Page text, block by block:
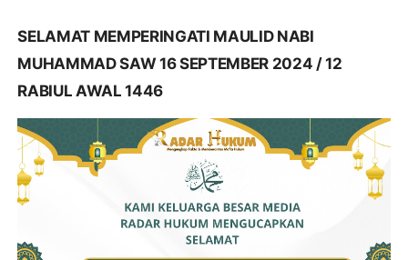
SELAMAT MEMPERINGATI MAULID NABI
MUHAMMAD SAW 16 SEPTEMBER 2024 / 12
RABIUL AWAL 1446